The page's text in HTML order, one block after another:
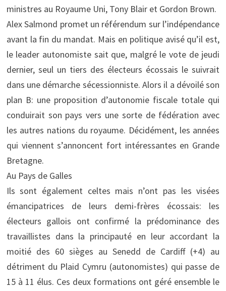
ministres au Royaume Uni, Tony Blair et Gordon Brown.
Alex Salmond promet un référendum sur l’indépendance
avant la fin du mandat. Mais en politique avisé qu’il est,
le leader autonomiste sait que, malgré le vote de jeudi
dernier, seul un tiers des électeurs écossais le suivrait
dans une démarche sécessionniste. Alors il a dévoilé son
plan B: une proposition d’autonomie fiscale totale qui
conduirait son pays vers une sorte de fédération avec
les autres nations du royaume. Décidément, les années
qui viennent s’annoncent fort intéressantes en Grande
Bretagne.
Au Pays de Galles
Ils sont également celtes mais n’ont pas les visées
émancipatrices de leurs demi-frères écossais: les
électeurs gallois ont confirmé la prédominance des
travaillistes dans la principauté en leur accordant la
moitié des 60 sièges au Senedd de Cardiff (+4) au
détriment du Plaid Cymru (autonomistes) qui passe de
15 à 11 élus. Ces deux formations ont géré ensemble le